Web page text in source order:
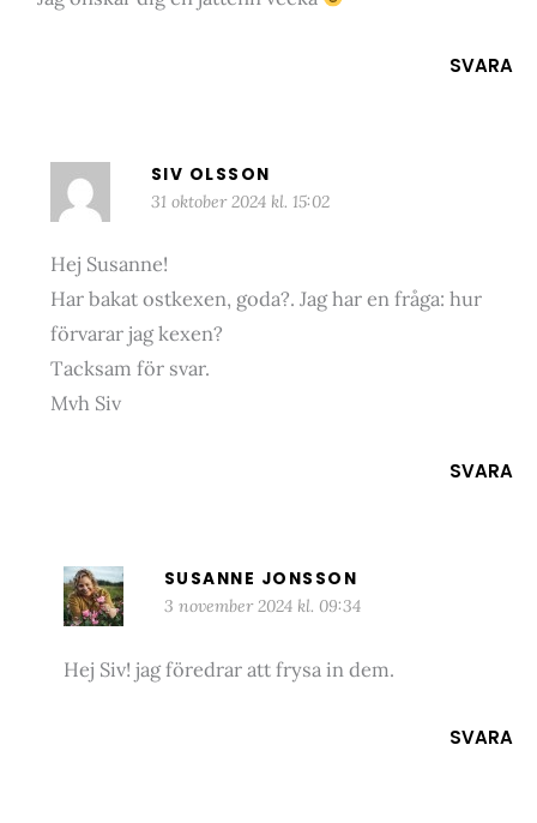
SVARA
SIV OLSSON
31 oktober 2024 kl. 15:02
Hej Susanne!
Har bakat ostkexen, goda?. Jag har en fråga: hur
förvarar jag kexen?
Tacksam för svar.
Mvh Siv
SVARA
SUSANNE JONSSON
3 november 2024 kl. 09:34
Hej Siv! jag föredrar att frysa in dem.
SVARA